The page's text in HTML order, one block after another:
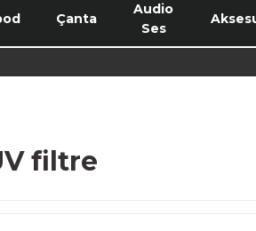
Çanta
Audio
Ses
filtre